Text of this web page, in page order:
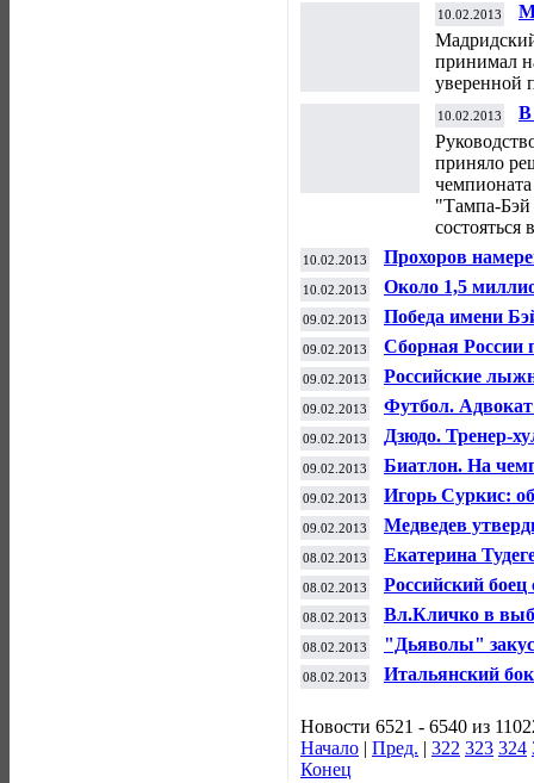
10.02.2013
принимал
уверенной
10.02.2013
В
приняло
"Тампа-
состояться
10.02.2013
Прохоров
президента СБР
10.02.2013
Около 1,5
"Лыжню
09.02.2013 Победа имени
09.02.2013
Сборная России
международном
легенд"
09.02.2013
Российские
выиграли
ФИС в Москве
09.02.2013 Футбол.
09.02.2013 Дзюдо. Тренер-
09.02.2013 Биатлон. На
09.02.2013
Игорь Суркис:
нужен
09.02.2013
Медведев
сочинскую
08.02.2013
Екатерина
мира по
08.02.2013
Российский
поединок
08.02.2013 Вл.Кличко в
08.02.2013
"Дьяволы"
(анонс 26-го
08.02.2013
Итальянский
Новости 6521 - 6540 из
Начало | Пред. | 322 323 324
Конец